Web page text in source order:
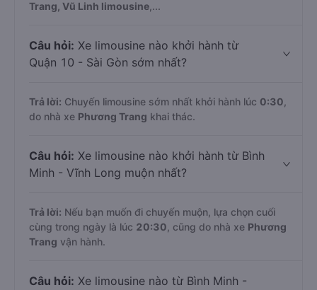
Trang, Vũ Linh limousine ,...
Câu hỏi: Xe limousine nào khởi hành từ
Quận 10 - Sài Gòn sớm nhất?
Trả lời: Chuyến limousine sớm nhất khởi hành lúc 0:30
do nhà xe Phương Trang khai thác.
Câu hỏi: Xe limousine nào khởi hành từ Bình
Minh - Vĩnh Long muộn nhất?
Trả lời: Nếu bạn muốn đi chuyến muộn, lựa chọn cuối
cùng trong ngày là lúc 20:30 , cũng do nhà xe Phương
Trang vận hành.
Câu hỏi: Xe limousine nào từ Bình Minh -